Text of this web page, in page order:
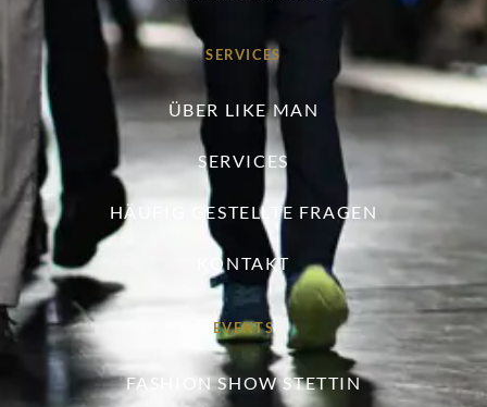
SERVICES
ÜBER LIKE MAN
SERVICES
HÄUFIG GESTELLTE FRAGEN
KONTAKT
EVENTS
FASHION SHOW STETTIN